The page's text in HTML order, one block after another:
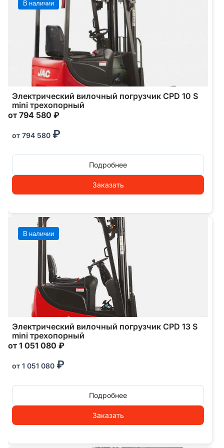
В наличии
Электрический вилочный погрузчик CPD 10 S
mini трехопорный
от 794 580 ₽
от 794 580 ₽
Подробнее
Заказать
В наличии
Электрический вилочный погрузчик CPD 13 S
mini трехопорный
от 1 051 080 ₽
от 1 051 080 ₽
Подробнее
Заказать